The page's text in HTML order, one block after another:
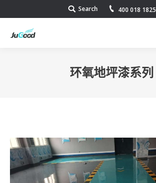
Search:
Search 400 018 1825
环氧地坪漆系列